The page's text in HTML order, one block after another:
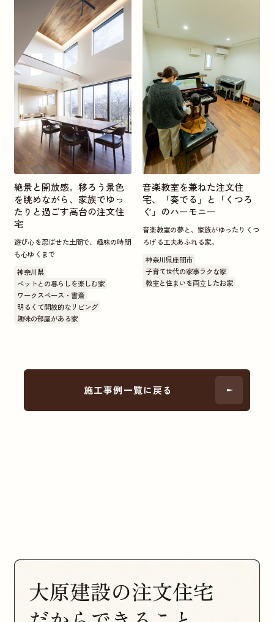
絶景と開放感。移ろう景色
を眺めながら、家族でゆっ
たりと過ごす高台の注文住
宅
遊び心を忍ばせた土間で、趣味の時間
も心ゆくまで
神奈川県
ペットとの暮らしを楽しむ家
ワークスペース・書斎
明るくて開放的なリビング
趣味の部屋がある家
音楽教室を兼ねた注文住
宅、「奏でる」と「くつろ
ぐ」のハーモニー
音楽教室の夢と、家族がゆったりくつ
ろげる工夫あふれる家。
神奈川県座間市
子育て世代の家事ラクな家
教室と住まいを両立したお家
施工事例一覧に戻る